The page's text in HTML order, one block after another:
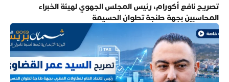
تصريح نافع أكورام، رئيس المجلس الجهوي لهيئة الخبراء
المحاسبين بجهة طنجة تطوان الحسيمة